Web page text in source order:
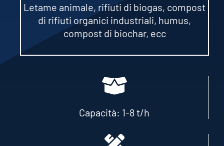
Letame animale, rifiuti di biogas, compost
di rifiuti organici industriali, humus,
compost di biochar, ecc
Capacità: 1-8 t/h